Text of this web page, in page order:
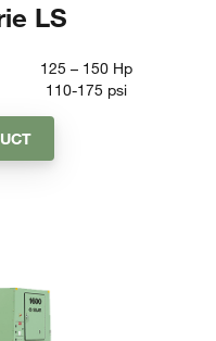
LS
125 – 150 Hp
110-175 psi